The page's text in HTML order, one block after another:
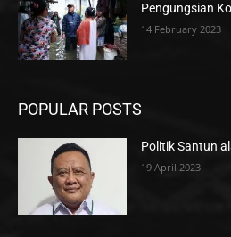
Pengungsian
14 February 2023
POPULAR POSTS
Politik Santun
19 April 2023